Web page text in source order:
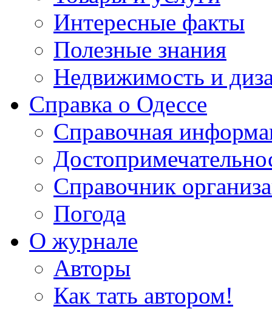
Интересные факты
Полезные знания
Недвижимость и
Справка о Одессе
Справочная
Справочник
Погода
О журнале
Авторы
Как тать автором!